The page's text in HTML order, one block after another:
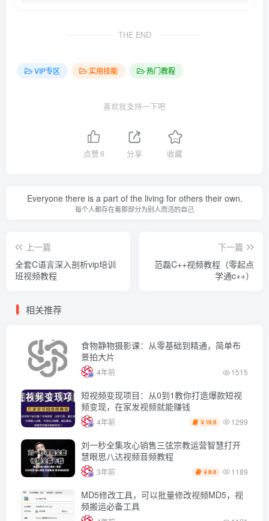
THE END
VIP专区 实用技能 热门教程
喜欢就支持一下吧
点赞6 分享 收藏
Everyone there is a part of the living for others their own.
每个人都存在着那部分为别人而活的自己
上一篇
全套C语言深入剖析vip培训
班视频教程
下一篇
范磊C++视频教程（零起点
学通c++）
相关推荐
食物静物摄影课：从零基础到精通，简单布
景拍大片
4年前 1515
短视频变现项目：从0到1教你打造爆款短视
频变现，在家发视频就能赚钱
4年前 ￥ 19.8 1299
刘一秒全集攻心销售三弦宗教运营智慧打开
慧眼思八达视频音频教程
3年前 ￥8.8 1189
MD5修改工具，可以批量修改视频MD5，视
频搬运必备工具